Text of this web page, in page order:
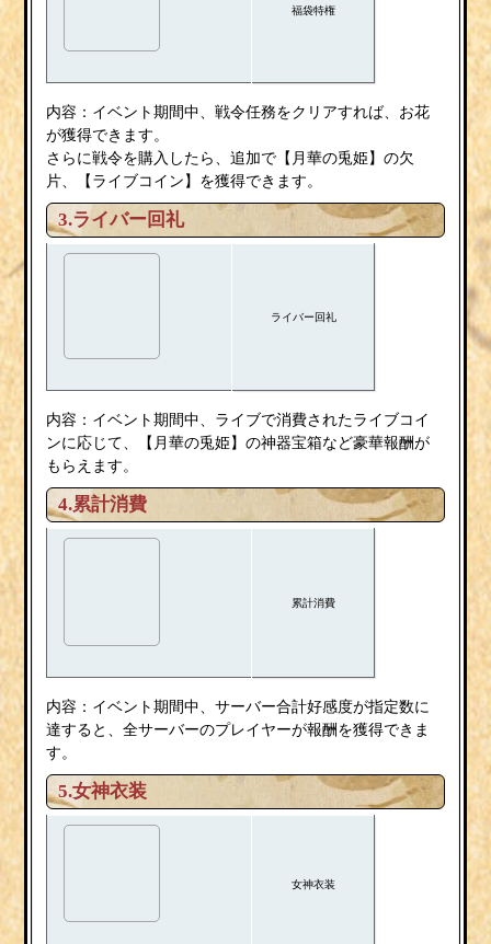
福袋特権
内容：イベント期間中、戦令任務をクリアすれば、お花
が獲得できます。
さらに戦令を購入したら、追加で【月華の兎姫】の欠
片、【ライブコイン】を獲得できます。
3.ライバー回礼
ライバー回礼
内容：イベント期間中、ライブで消費されたライブコイ
ンに応じて、【月華の兎姫】の神器宝箱など豪華報酬が
もらえます。
4.累計消費
累計消費
内容：イベント期間中、サーバー合計好感度が指定数に
達すると、全サーバーのプレイヤーが報酬を獲得できま
す。
5.女神衣装
女神衣装